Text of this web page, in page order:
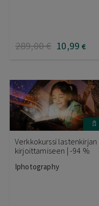
289,00€ 10,99 €
Verkkokurssi lastenkirjan
kirjoittamiseen | -94 %
Iphotography